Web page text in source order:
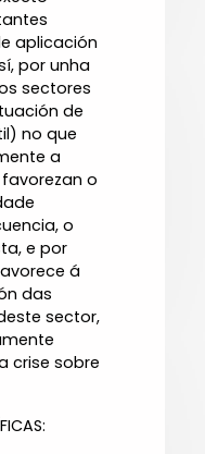
aplicación
por unha
sectores
de
no que
a
o
o
e por
á
das
sector,
crise sobre